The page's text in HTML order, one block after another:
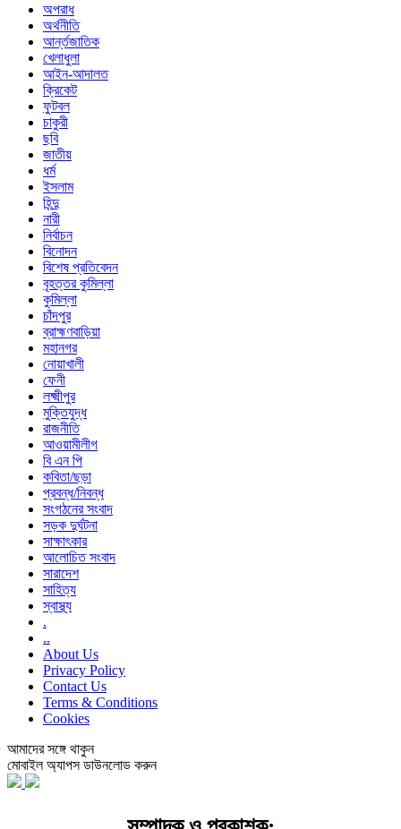
অপরাধ
অর্থনীতি
আর্ন্তজাতিক
খেলাধুলা
আইন-আদালত
ক্রিকেট
ফুটবল
চাকুরী
ছবি
জাতীয়
ধর্ম
ইসলাম
হিন্দু
নারী
নির্বাচন
বিনোদন
বিশেষ প্রতিবেদন
বৃহত্তর কুমিল্লা
কুমিল্লা
চাঁদপুর
ব্রাহ্মণবাড়িয়া
মহানগর
নোয়াখালী
ফেনী
লক্ষ্মীপুর
মুক্তিযুদ্ধ
রাজনীতি
আওয়ামীলীগ
বি এন পি
কবিতা/ছড়া
প্রবন্ধ/নিবন্ধ
সংগঠনের সংবাদ
সড়ক দুর্ঘটনা
সাক্ষাৎকার
আলোচিত সংবাদ
সারাদেশ
সাহিত্য
স্বাস্থ্য
.
..
About Us
Privacy Policy
Contact Us
Terms & Conditions
Cookies
আমাদের সঙ্গে থাকুন
মোবাইল অ্যাপস ডাউনলোড করুন